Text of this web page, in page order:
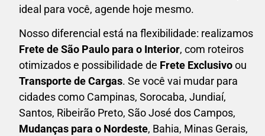
ideal para você, agende hoje mesmo.
Nosso diferencial está na flexibilidade: realizamos
Frete de São Paulo para o Interior, com roteiros
otimizados e possibilidade de Frete Exclusivoou
Transporte de Cargas. Se você vai mudar para
cidades como Campinas, Sorocaba, Jundiaí,
Santos, Ribeirão Preto, São José dos Campos,
Mudanças para o Nordeste, Bahia, Minas Gerais,